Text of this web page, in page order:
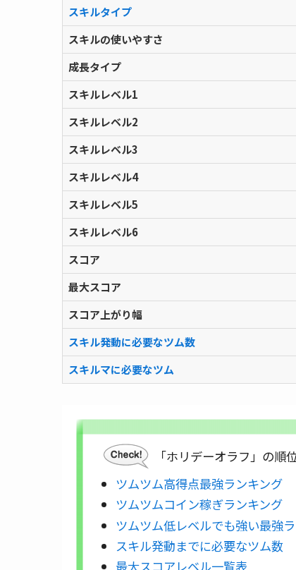
スキルタイプ
スキルの使いやすさ
成長タイプ
スキルレベル1
スキルレベル2
スキルレベル3
スキルレベル4
スキルレベル5
スキルレベル6
スコア
最大スコア
スコア上がり幅
スキル発動に必要なツム数
スキルマに必要なツム
「ホリデーオラフ」の順
ツムツム高得点最強ランキング
ツムツムコイン稼ぎランキング
ツムツム低レベルでも強い最強
スキル発動までに必要なツム数
最大スコアレベル一覧表